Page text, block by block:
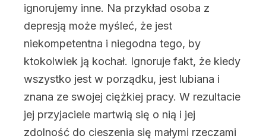
ignorujemy inne. Na przykład osoba z
depresją może myśleć, że jest
niekompetentna i niegodna tego, by
ktokolwiek ją kochał. Ignoruje fakt, że kiedy
wszystko jest w porządku, jest lubiana i
znana ze swojej ciężkiej pracy. W rezultacie
jej przyjaciele martwią się o nią i jej
zdolność do cieszenia się małymi rzeczami